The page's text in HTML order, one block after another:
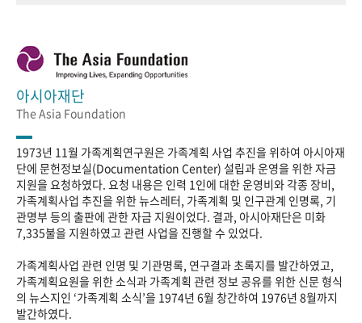
아시아재단
The Asia Foundation
1973년 11월 가족계획연구원은 가족계획 사업 추진을 위하여 아시아재
단에 문헌정보실(Documentation Center) 설립과 운영을 위한 자금
지원을 요청하였다. 요청 내용은 인력 1인에 대한 운영비와 각종 장비,
가족계획사업 추진을 위한 뉴스레터, 가족계획 및 인구관계 인명록, 기
관명부 등의 출판에 관한 자금 지원이었다. 결과, 아시아재단은 미화
7,335불을 지원하였고 관련 사업을 진행할 수 있었다.
가족계획사업 관련 인명 및 기관명록, 연구결과 초록지를 발간하였고,
가족계획요원을 위한 소식과 가족계획 관련 정보 공유를 위한 신문 형식
의 뉴스지인 ‘가족계획 소식’을 1974년 6월 창간하여 1976년 8월까지
발간하였다.